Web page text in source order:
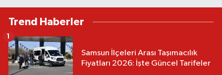
Trend Haberler
Samsun İlçeleri Arası Taşımacılık
Fiyatları 2026: İşte Güncel Tarifeler
1